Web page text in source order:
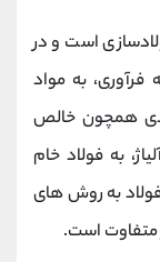
است و در
به مواد
همچون خالص
به فولاد خام
به روش های
متفاوت است.